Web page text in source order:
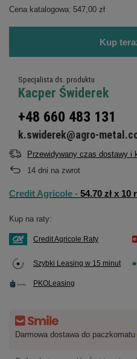
Cena katalogowa: 547,00 zł
Kup
Specjalista ds. produktu
Kacper Świderek
+48 660 483 131
k.swiderek@agro-
Przewidywany czas dostawy i
14 dni na zwrot
Credit Agricole - 54.70 zł x 10
Kup na raty:
Credit Agricole Raty
Szybki Leasing w 15 minut
PKOLeasing
Darmowa dostawa do paczkomatu